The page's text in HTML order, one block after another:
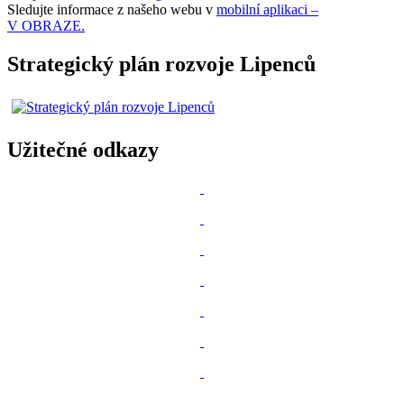
Sledujte informace z našeho webu v mobilní aplikaci –
V OBRAZE.
Strategický plán rozvoje Lipenců
Užitečné odkazy